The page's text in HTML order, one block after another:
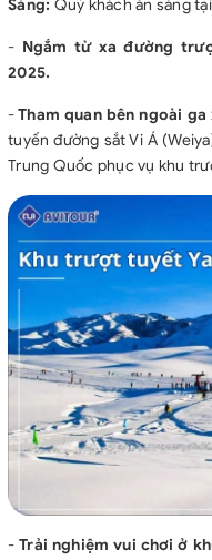
Sáng: Quý khách ăn sáng
- Ngắm từ xađường
2025.
-Tham quan bên ngoài ga
tuyến đường sắt Vi Á
Trung Quốc phục vụ khu
-Trải nghiệm vui chơi ở